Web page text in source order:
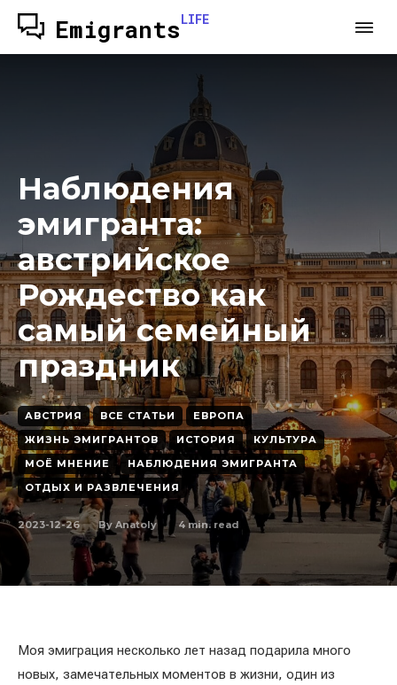
EmigrantsLIFE
Наблюдения
эмигранта:
австрийское
Рождество как
самый семейный
праздник
АВСТРИЯ ВСЕ СТАТЬИ
ЕВРОПА
ЖИЗНЬ ЭМИГРАНТОВ
ИСТОРИЯ
КУЛЬТУРА
МОЁ МНЕНИЕ
НАБЛЮДЕНИЯ ЭМИГРАНТА
ОТДЫХ И РАЗВЛЕЧЕНИЯ
2023-12-26 By Anatoly 4 min. read
Моя эмиграция несколько лет назад подарила много
новых, замечательных моментов в жизни, один из